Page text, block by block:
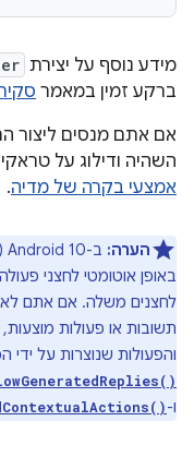
מידע נוסף על יצירת
ברקע זמין במאמר
אם אתם מנסים ליצור
השהיה ודילוג על
אמצעי בקרה של מדיה.
הערה:
באופן אוטומטי לחצני
לחצנים משלה. אם אתם לא
תשובות או פעולות
והפעולות שנוצרות על
ו-